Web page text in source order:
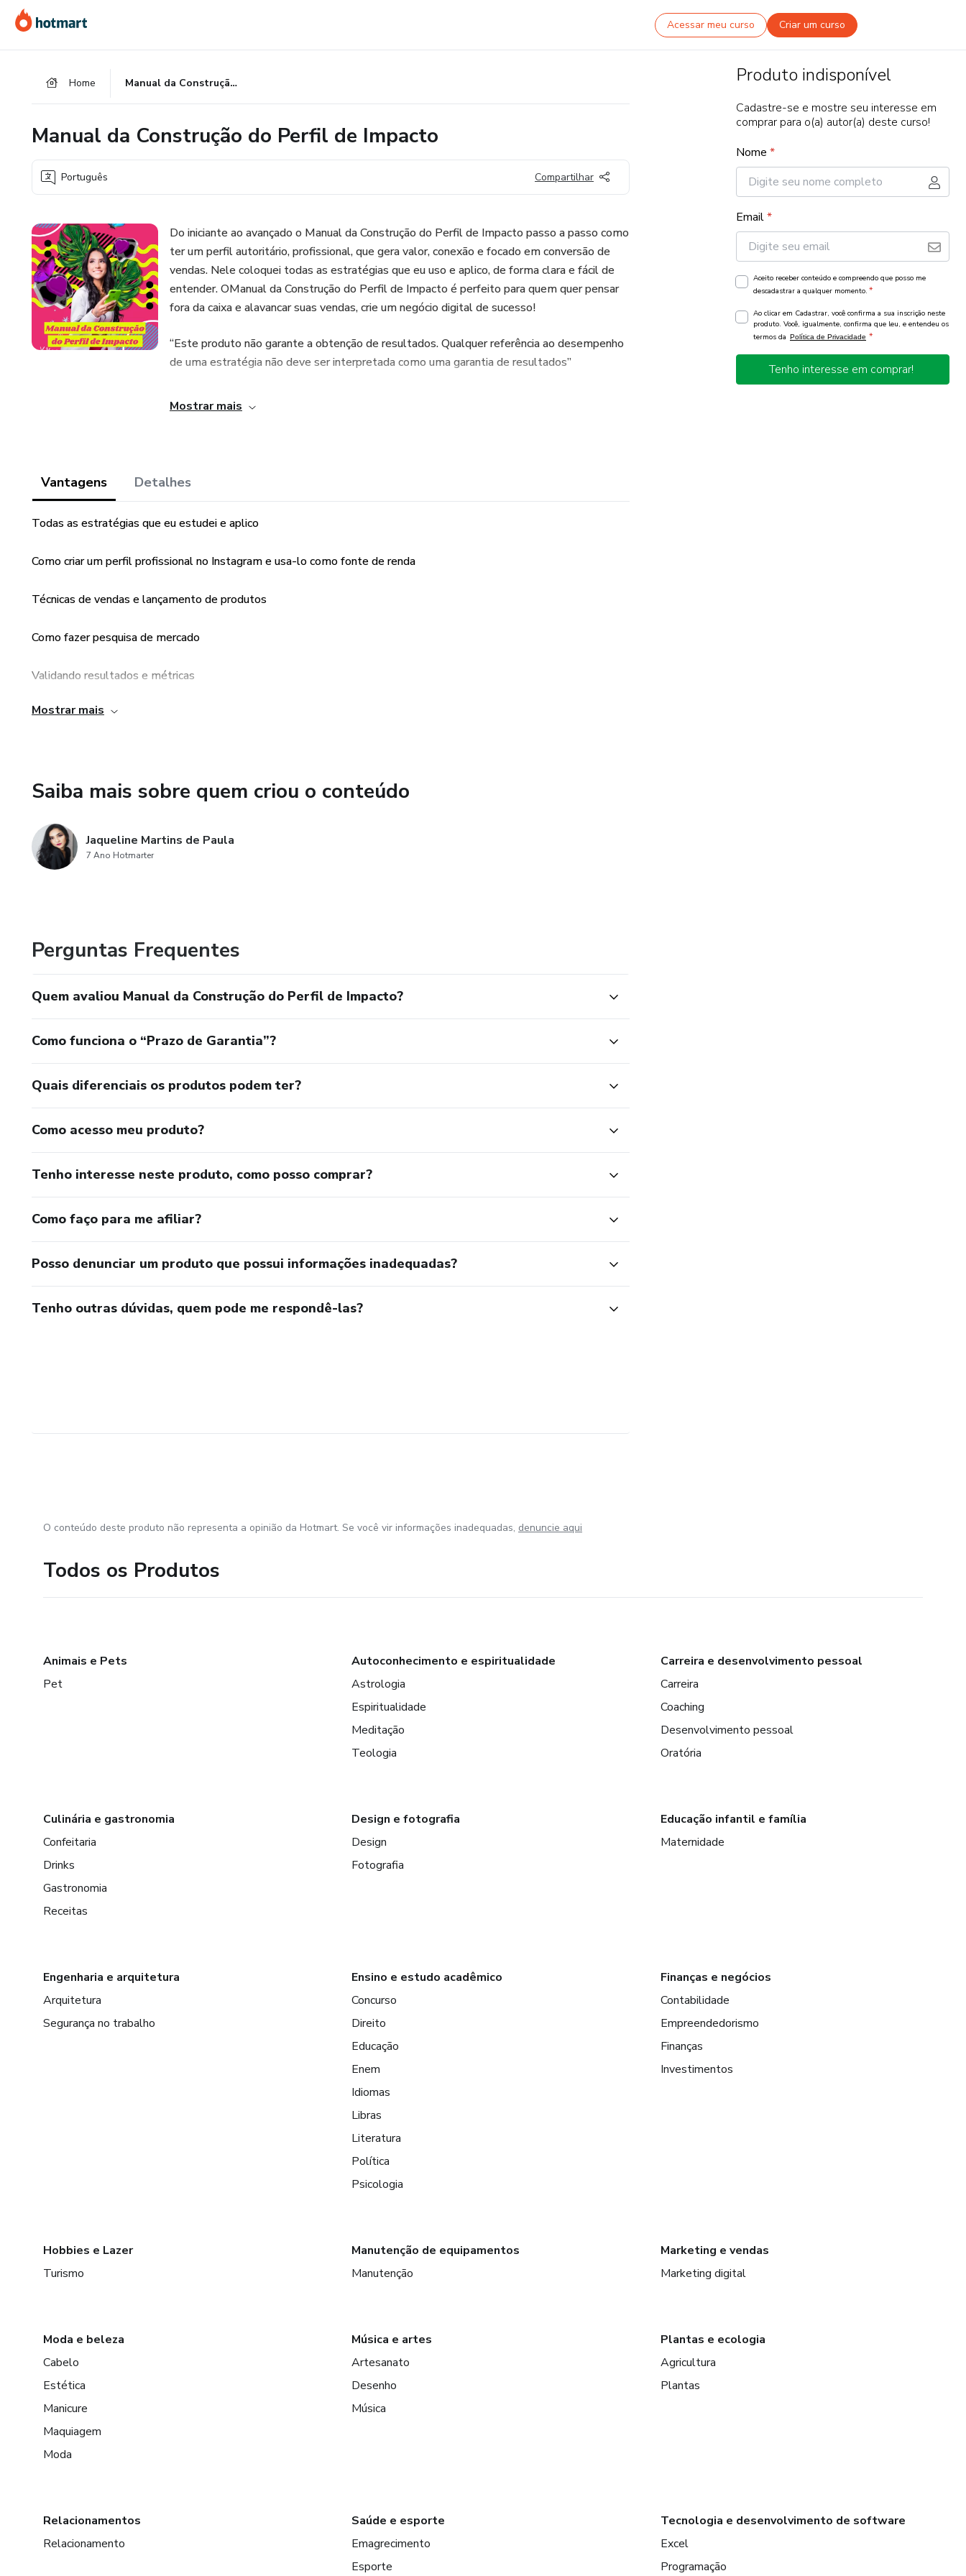
para
o
para
o
para
o
Acessar meu curso Criar um curso
Home Manual da Construção do Perfil de Impacto
Manual da Construção do Perfil de Impacto
Português Compartilhar
Do iniciante ao avançado o Manual da Construção do Perfil de Impacto passo a passo como
ter um perfil autoritário, profissional, que gera valor, conexão e focado em conversão de
vendas. Nele coloquei todas as estratégias que eu uso e aplico, de forma clara e fácil de
entender. OManual da Construção do Perfil de Impacto é perfeito para quem quer pensar
fora da caixa e alavancar suas vendas, crie um negócio digital de sucesso!
“Este produto não garante a obtenção de resultados. Qualquer referência ao desempenho
de uma estratégia não deve ser interpretada como uma garantia de resultados”
Mostrar mais
Vantagens Detalhes
Todas as estratégias que eu estudei e aplico
Como criar um perfil profissional no Instagram e usa-lo como fonte de renda
Técnicas de vendas e lançamento de produtos
Como fazer pesquisa de mercado
Validando resultados e métricas
Técnicas de Storytelling e Copywriting
Mostrar mais
Saiba mais sobre quem criou o conteúdo
Jaqueline Martins de Paula
7 Ano Hotmarter
Perguntas Frequentes
Quem avaliou Manual da Construção do Perfil de Impacto?
Como funciona o “Prazo de Garantia”?
Quais diferenciais os produtos podem ter?
Como acesso meu produto?
Tenho interesse neste produto, como posso comprar?
Como faço para me afiliar?
Posso denunciar um produto que possui informações inadequadas?
Tenho outras dúvidas, quem pode me respondê-las?
Produto indisponível
Cadastre-se e mostre seu interesse em
comprar para o(a) autor(a) deste curso!
Nome *
Email*
Aceito receber conteúdo e compreendo que posso me
descadastrar a qualquer momento. *
Ao clicar em Cadastrar, você confirma a sua inscrição neste
produto. Você, igualmente, confirma que leu, e entendeu os
termos da Política de Privacidade *
Tenho interesse em comprar!
O conteúdo deste produto não representa a opinião da Hotmart. Se você vir informações inadequadas, denuncie aqui
Todos os Produtos
Animais e Pets
Pet
Autoconhecimento e espiritualidade
Astrologia
Espiritualidade
Meditação
Teologia
Carreira e desenvolvimento pessoal
Carreira
Coaching
Desenvolvimento pessoal
Oratória
Culinária e gastronomia
Confeitaria
Drinks
Gastronomia
Receitas
Design e fotografia
Design
Fotografia
Educação infantil e família
Maternidade
Engenharia e arquitetura
Arquitetura
Segurança no trabalho
Ensino e estudo acadêmico
Concurso
Direito
Educação
Enem
Idiomas
Libras
Literatura
Política
Psicologia
Finanças e negócios
Contabilidade
Empreendedorismo
Finanças
Investimentos
Hobbies e Lazer
Turismo
Manutenção de equipamentos
Manutenção
Marketing e vendas
Marketing digital
Moda e beleza
Cabelo
Estética
Manicure
Maquiagem
Moda
Música e artes
Artesanato
Desenho
Música
Plantas e ecologia
Agricultura
Plantas
Relacionamentos
Relacionamento
Saúde e esporte
Emagrecimento
Esporte
Tecnologia e desenvolvimento de software
Excel
Programação